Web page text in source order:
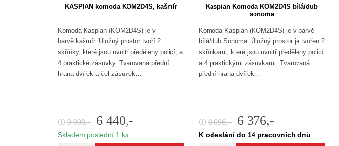
KASPIAN komoda KOM2D4S, kašmír
Komoda Kaspian (KOM2D4S) je v
barvě kašmír. Úložný prostor tvoří 2
skříňky, které jsou uvnitř předěleny policí, a
4 praktické zásuvky. Tvarovaná přední
hrana dvířek a čel zásuvek…
🛈 9 908,- 6 440,-
Skladem poslední 1 ks
Kaspian Komoda KOM2D4S bílá/dub
sonoma
Komoda Kaspian (KOM2D4S) je v barvě
bílá/dub Sonoma. Úložný prostor je tvořen 2
skříňkami, které jsou uvnitř předěleny policí
a 4 praktickými zásuvkami. Tvarovaná
přední hrana dvířek…
🛈 8 096,- 6 376,-
K odeslání do 14 pracovních dnů